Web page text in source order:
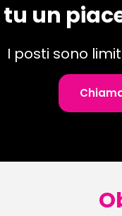
un
I posti sono